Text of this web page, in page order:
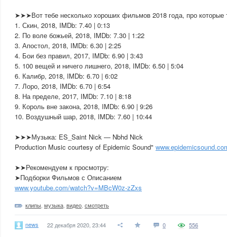
➤➤➤Вот тебе несколько хороших фильмов 2018 года, про
1. Скин, 2018, IMDb: 7.40 | 0:13
2. По воле божьей, 2018, IMDb: 7.30 | 1:22
3. Апостол, 2018, IMDb: 6.30 | 2:25
4. Бои без правил, 2017, IMDb: 6.90 | 3:43
5. 100 вещей и ничего лишнего, 2018, IMDb: 6.50 | 5:04
6. Калибр, 2018, IMDb: 6.70 | 6:02
7. Лоро, 2018, IMDb: 6.70 | 6:54
8. На пределе, 2017, IMDb: 7.10 | 8:18
9. Король вне закона, 2018, IMDb: 6.90 | 9:26
10. Воздушный шар, 2018, IMDb: 7.60 | 10:44
➤➤➤Музыка: ES_Saint Nick — Nbhd Nick
Production Music courtesy of Epidemic Sound"
➤➤Рекомендуем к просмотру:
➤Подборки Фильмов с Описанием
www.youtube.com/watch?v=MBcW0z-zZxs
клипы музыка видео смотреть
news 22 декабря 2020, 23:44 0 556